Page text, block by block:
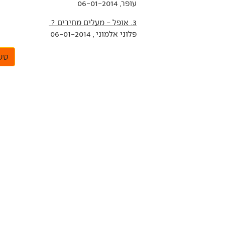
עופר, 06-01-2014
3. אופל - מעלים מחירים ?
פלוני אלמוני , 06-01-2014